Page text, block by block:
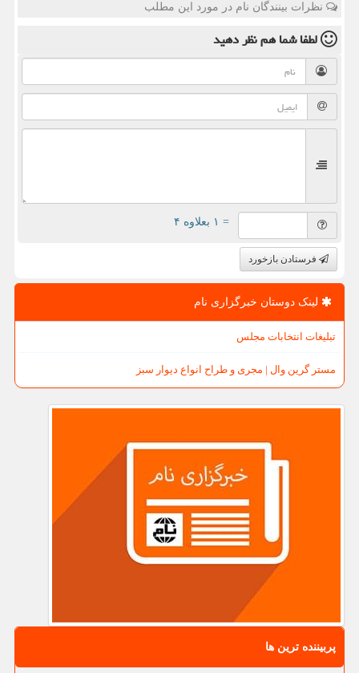
نظرات بینندگان نام در مورد این مطلب
لطفا شما همنظر دهید
= ۱ بعلاوه ۴
فرستادن بازخورد
لینک دوستان خبرگزاری نام
تبلیغات انتخابات مجلس
مستر گرین وال | مجری و طراح انواع دیوار سبز
پربیننده ترین ها